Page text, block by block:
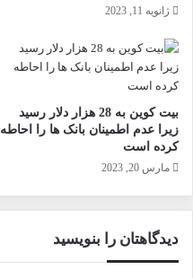
ژانویه 11, 2023
بیت کوین به 28 هزار دلار رسید
زیرا عدم اطمینان بانک ها را احاطه
کرده است
مارس 20, 2023
دیدگاهتان را بنویسید